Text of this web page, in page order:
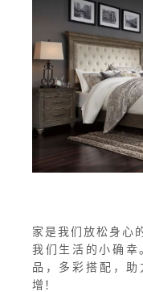
家是我们放松身心
我们生活的小确
品，多彩搭配，
增！